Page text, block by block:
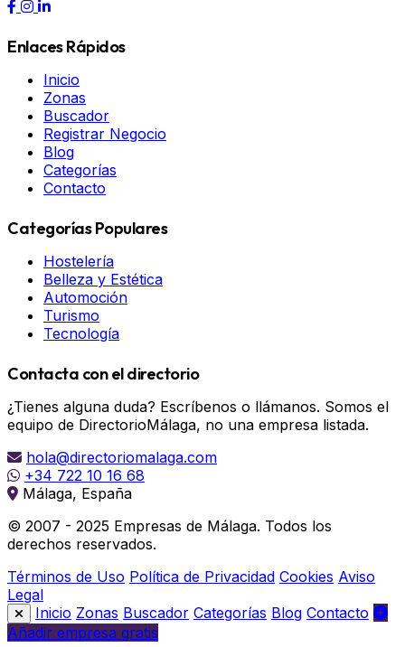
Enlaces Rápidos
Inicio
Zonas
Buscador
Registrar Negocio
Blog
Categorías
Contacto
Categorías Populares
Hostelería
Belleza y Estética
Automoción
Turismo
Tecnología
Contacta con el directorio
¿Tienes alguna duda? Escríbenos o llámanos. Somos el
equipo de DirectorioMálaga, no una empresa listada.
hola@directoriomalaga.com
+34 722 10 16 68
Málaga, España
© 2007 - 2025 Empresas de Málaga. Todos los
derechos reservados.
Términos de Uso Política de Privacidad Cookies Aviso
Legal
Inicio Zonas Buscador Categorías Blog Contacto
Añadir empresa gratis